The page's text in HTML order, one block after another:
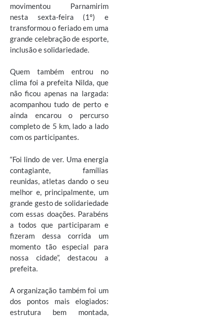
movimentou Parnamirim
nesta sexta-feira (1º) e
transformou o feriado em uma
grande celebração de esporte,
inclusão e solidariedade.
Quem também entrou no
clima foi a prefeita Nilda, que
não ficou apenas na largada:
acompanhou tudo de perto e
ainda encarou o percurso
completo de 5 km, lado a lado
com os participantes.
“Foi lindo de ver. Uma energia
contagiante, famílias
reunidas, atletas dando o seu
melhor e, principalmente, um
grande gesto de solidariedade
com essas doações. Parabéns
a todos que participaram e
fizeram dessa corrida um
momento tão especial para
nossa cidade”, destacou a
prefeita.
A organização também foi um
dos pontos mais elogiados:
estrutura bem montada,